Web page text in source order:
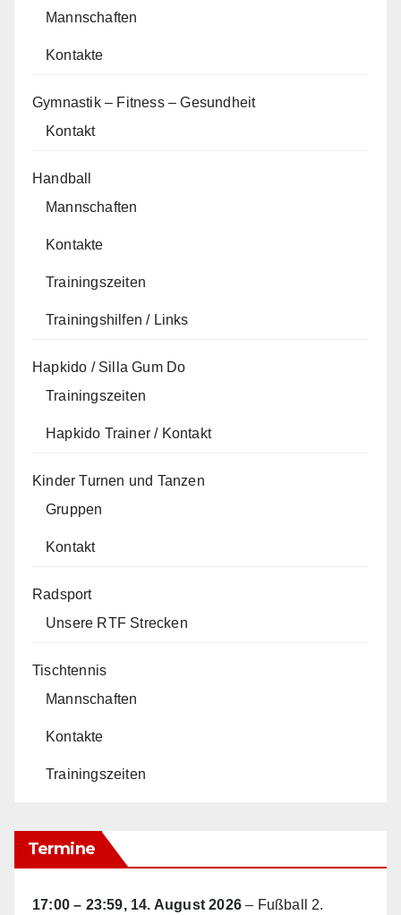
Mannschaften
Kontakte
Gymnastik – Fitness – Gesundheit
Kontakt
Handball
Mannschaften
Kontakte
Trainingszeiten
Trainingshilfen / Links
Hapkido / Silla Gum Do
Trainingszeiten
Hapkido Trainer / Kontakt
Kinder Turnen und Tanzen
Gruppen
Kontakt
Radsport
Unsere RTF Strecken
Tischtennis
Mannschaften
Kontakte
Trainingszeiten
Termine
17:00 – 23:59, 14. August 2026 – Fußball 2.